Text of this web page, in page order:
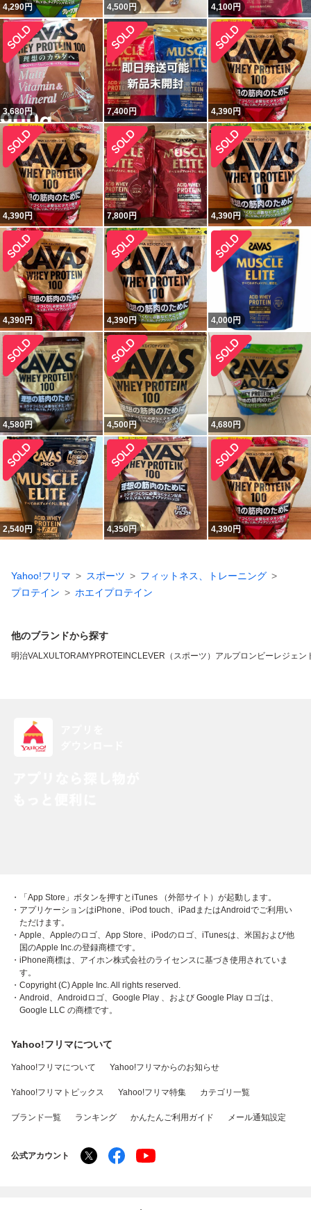
4,290円 4,500円 4,100円
3,680円 7,400円 4,390円
4,390円 7,800円 4,390円
4,390円 4,390円 4,000円
4,580円 4,500円 4,680円
2,540円 4,350円 4,390円
Yahoo!フリマ スポーツ
フィットネス、トレーニング
プロテイン
ホエイプロテイン
他のブランドから探す
明治VALXULTORAMYPROTEINCLEVER（スポーツ） アルプロン ビーレジェン
・「App Store」ボタンを押すとiTunes （外部サイト）が起動します。
・アプリケーションはiPhone、iPod touch、iPadまたはAndroidでご利用い
ただけます。
・Apple、Appleのロゴ、App Store、iPodのロゴ、iTunesは、米国および他
国のApple Inc.の登録商標です。
・iPhone商標は、アイホン株式会社のライセンスに基づき使用されていま
す。
・Copyright (C) Apple Inc. All rights reserved.
・Android、Androidロゴ、Google Play 、および Google Play ロゴは、
Google LLC の商標です。
Yahoo!フリマについて
Yahoo!フリマについて Yahoo!フリマからのお知らせ
Yahoo!フリマトピックス Yahoo!フリマ特集 カテゴリ一覧
ブランド一覧 ランキング かんたんご利用ガイド メール通知設定
公式アカウント